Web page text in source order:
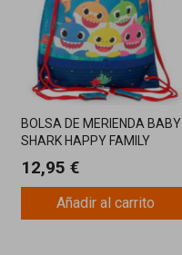
BOLSA DE MERIENDA BABY
SHARK HAPPY FAMILY
12,95 €
Añadir al carrito